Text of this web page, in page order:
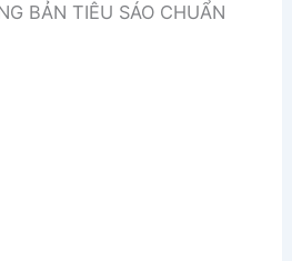
BẢN TIÊU SÁO CHUẨN